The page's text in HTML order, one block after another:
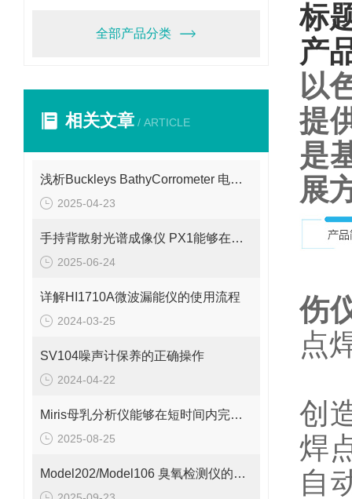
全部产品分类
相关文章 / ARTICLE
浅析Buckleys BathyCorrometer 电位计的测定步骤
2025-04-23
手持背散射光谱成像仪 PX1能够在短时间内生成被检测物体的图像
2025-06-24
详解HI1710A微波漏能仪的使用流程
2024-03-25
SV104噪声计保养的正确操作
2024-04-22
Miris母乳分析仪能够在短时间内完成快速分析
2025-08-25
Model202/Model106 臭氧检测仪的基本工作原理解析
标
产
以
提
是
展
伤
点
创
焊
自